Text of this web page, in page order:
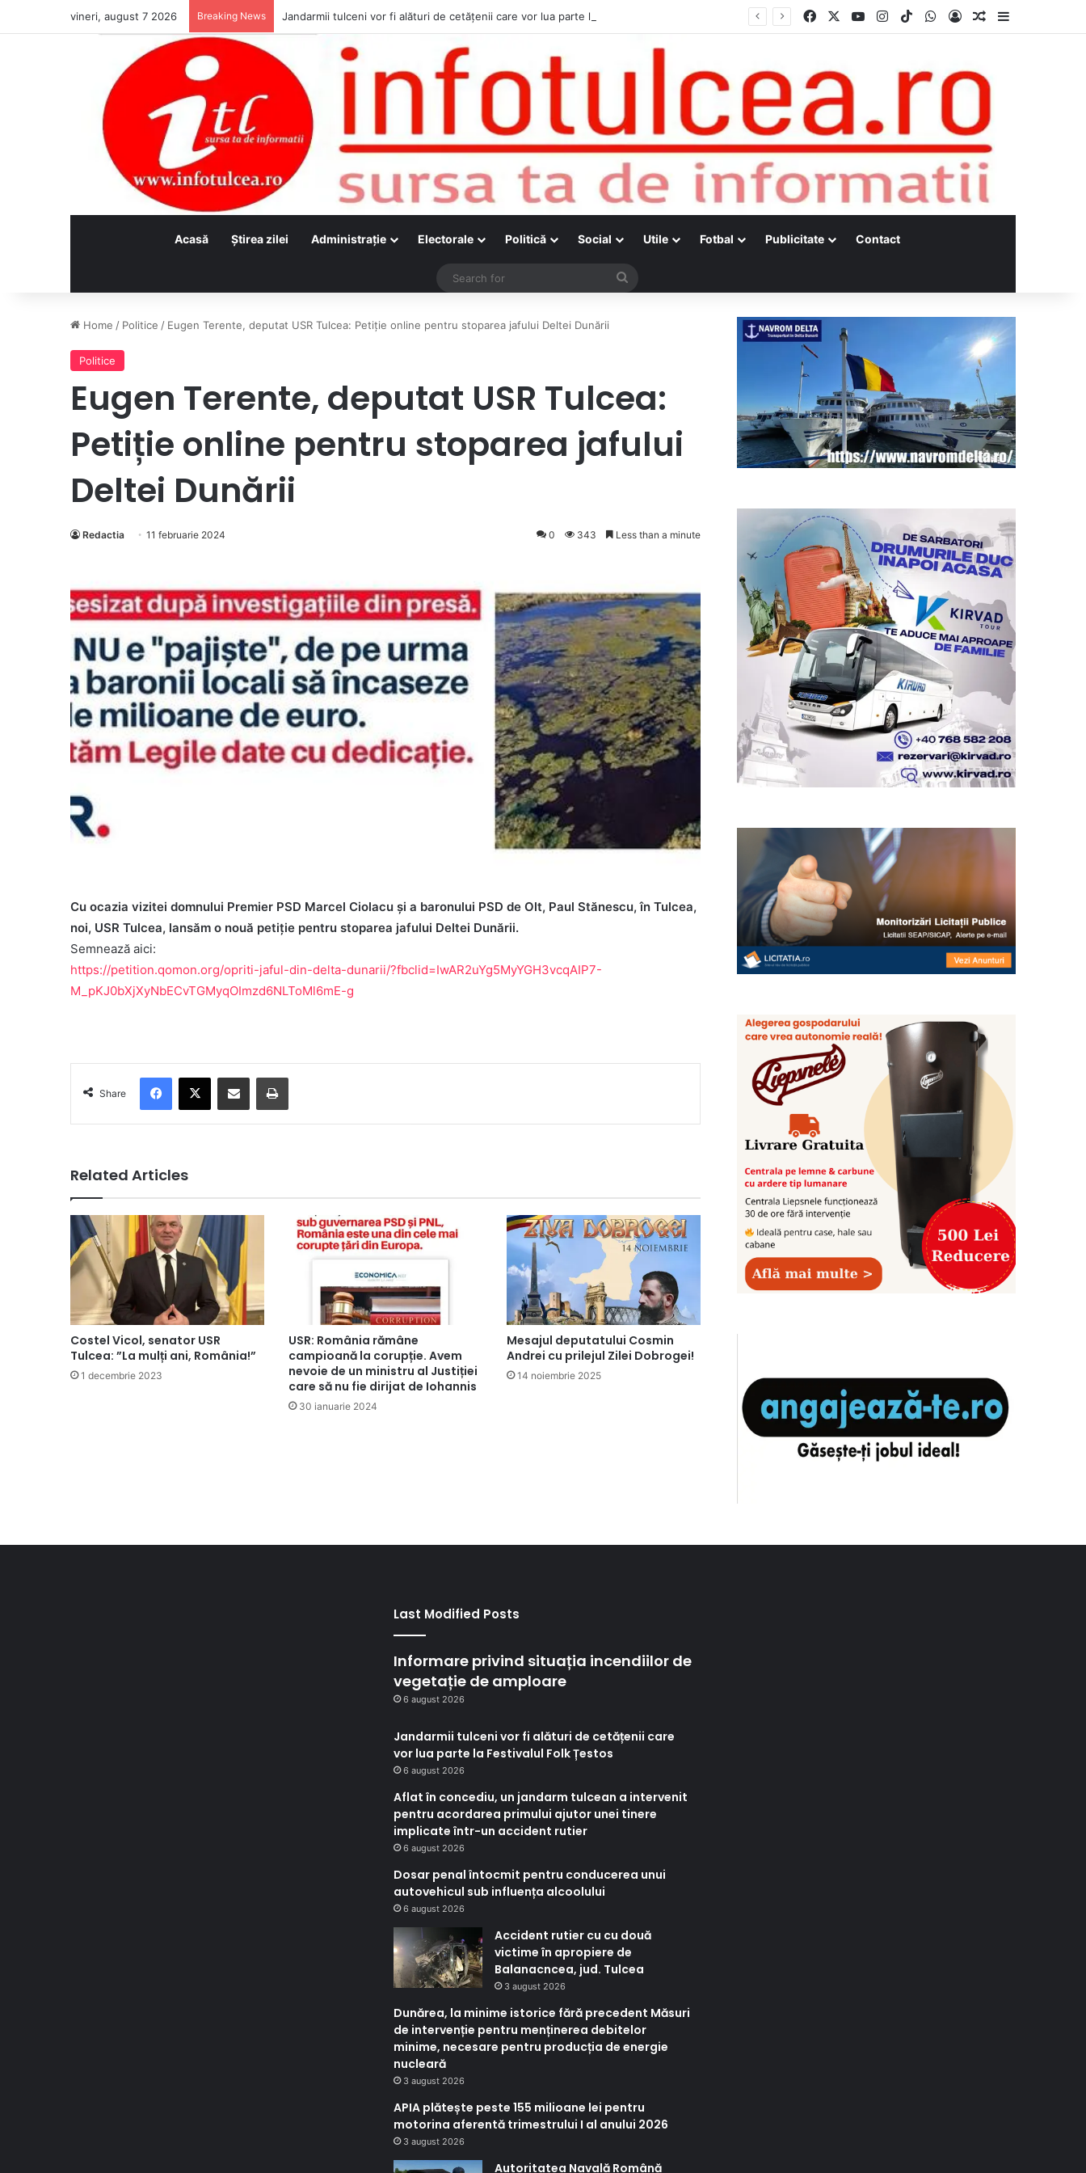
vineri, august 7 2026 Breaking News Jandarmii tulceni vor fi alături de cetățenii care vor lua parte la Festivalul Folk Țestos Facebook YouTubeInstagram
TikTokWhatsApp
Log InRandom Article
Acasă Ştirea zilei Administraţie Electorale Politică Social Utile Fotbal Publicitate Contact
Search
Home / Politice / Eugen Terente, deputat USR Tulcea: Petiție online pentru stoparea jafului Deltei Dunării
Politice
Eugen Terente, deputat USR Tulcea:
Petiție online pentru stoparea jafului
Deltei Dunării
Redactia 11 februarie 2024 0 343 Less than a minute
Cu ocazia vizitei domnului Premier PSD Marcel Ciolacu și a baronului PSD de Olt, Paul Stănescu, în Tulcea,
noi, USR Tulcea, lansăm o nouă petiție pentru stoparea jafului Deltei Dunării.
Semnează aici:
https://petition.qomon.org/opriti-jaful-din-delta-dunarii/?fbclid=IwAR2uYg5MyYGH3vcqAIP7-
M_pKJ0bXjXyNbECvTGMyqOImzd6NLToMl6mE-g
Share
Related Articles
Costel Vicol, senator USR
Tulcea: ”La mulți ani, România!”
1 decembrie 2023
USR: România rămâne
campioană la corupție. Avem
nevoie de un ministru al Justiției
care să nu fie dirijat de Iohannis
30 ianuarie 2024
Mesajul deputatului Cosmin
Andrei cu prilejul Zilei Dobrogei!
14 noiembrie 2025
Last Modified Posts
Informare privind situația incendiilor de
vegetație de amploare
6 august 2026
Jandarmii tulceni vor fi alături de cetățenii care
vor lua parte la Festivalul Folk Țestos
6 august 2026
Aflat în concediu, un jandarm tulcean a intervenit
pentru acordarea primului ajutor unei tinere
implicate într-un accident rutier
6 august 2026
Dosar penal întocmit pentru conducerea unui
autovehicul sub influența alcoolului
6 august 2026
Accident rutier cu cu două
victime în apropiere de
Balanacncea, jud. Tulcea
3 august 2026
Dunărea, la minime istorice fără precedent Măsuri
de intervenție pentru menținerea debitelor
minime, necesare pentru producția de energie
nucleară
3 august 2026
APIA plătește peste 155 milioane lei pentru
motorina aferentă trimestrului I al anului 2026
3 august 2026
Autoritatea Navală Română